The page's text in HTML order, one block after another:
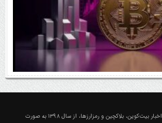
/ بیت‌کوین وارد فاز تازه شد
تهران رمزارز، سیستم جامع بروزترین اخبار بیت‌کوین، بلاکچین و رمزارزها، از سال ۱۳۹۸ به صورت